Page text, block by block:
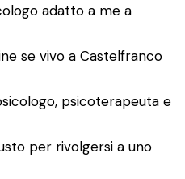
adatto a me a
se vivo a Castelfranco
psicoterapeuta e
per rivolgersi a uno